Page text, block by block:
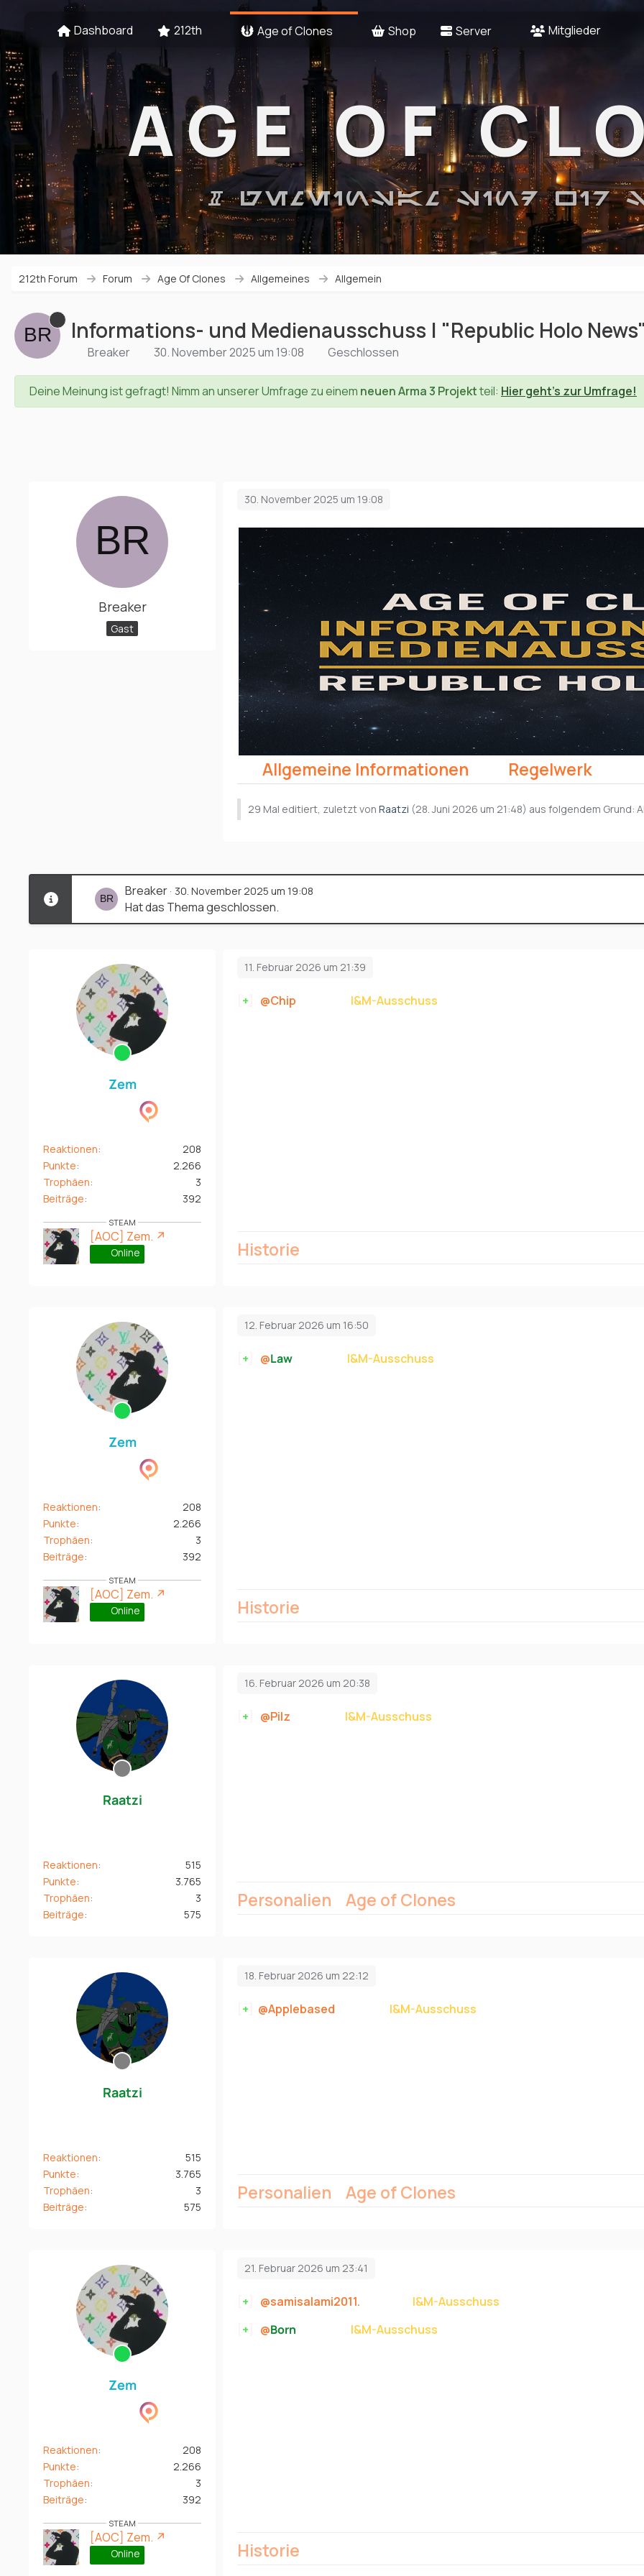
Dashboard 212th Age of Clones Shop Server Mitglieder
AGE OF
# GEMEINSAM SIND WIR
212th Forum Forum Age Of Clones Allgemeines Allgemein
Informations- und Medienausschuss | "Republic Holo
Breaker 30. November 2025 um 19:08 Geschlossen
Deine Meinung ist gefragt! Nimm an unserer Umfrage zu einem neuen Arma 3 Projektteil: Hier geht's zur Umfrage!
Breaker
Gast
30. November 2025 um 19:08
Allgemeine Informationen Regelwerk
29 Mal editiert, zuletzt von Raatzi (28. Juni 2026 um 21:48) aus folgendem Grund:
Breaker 30. November 2025 um 19:08
Hat das Thema geschlossen.
Zem
Reaktionen
208
Punkte
2.266
Trophäen
3
Beiträge
392
STEAM
[AOC] Zem.
Online
11. Februar 2026 um 21:39
+ Chip I&M-Ausschuss
Historie
Zem
Reaktionen
208
Punkte
2.266
Trophäen
3
Beiträge
392
STEAM
[AOC] Zem.
Online
12. Februar 2026 um 16:50
+ Law I&M-Ausschuss
Historie
Raatzi
Reaktionen
515
Punkte
3.765
Trophäen
3
Beiträge
575
16. Februar 2026 um 20:38
+ Pilz I&M-Ausschuss
Personalien Age of Clones
Raatzi
Reaktionen
515
Punkte
3.765
Trophäen
3
Beiträge
575
18. Februar 2026 um 22:12
+ Applebased I&M-Ausschuss
Personalien Age of Clones
Zem
Reaktionen
208
Punkte
2.266
Trophäen
3
Beiträge
392
STEAM
[AOC] Zem.
Online
21. Februar 2026 um 23:41
+ samisalami2011. I&M-Ausschuss
+ Born I&M-Ausschuss
Historie